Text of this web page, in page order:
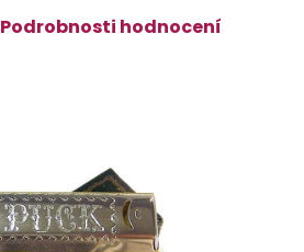
Podrobnosti hodnocení